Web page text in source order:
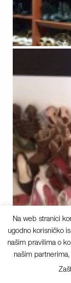
Na web stranici
ugodno korisničko
našim pravilima o
našim